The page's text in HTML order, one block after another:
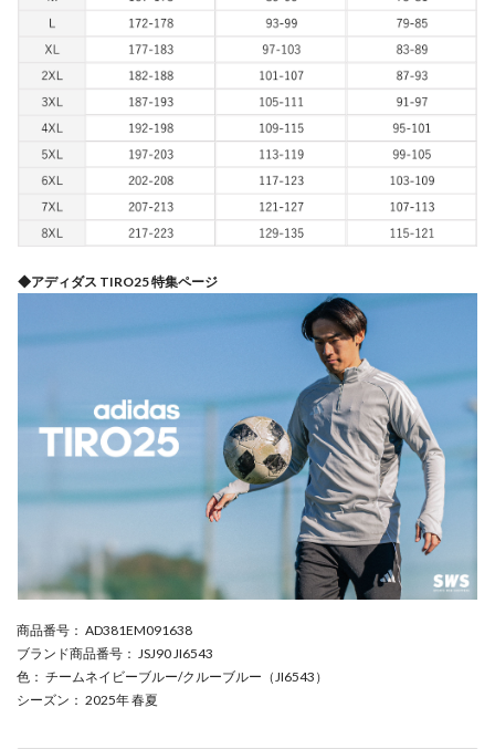
◆アディダス TIRO25 特集ページ
商品番号 ： AD381EM091638
ブランド商品番号 ： JSJ90 JI6543
色 ： チームネイビーブルー/クルーブルー（JI6543）
シーズン ： 2025年 春夏